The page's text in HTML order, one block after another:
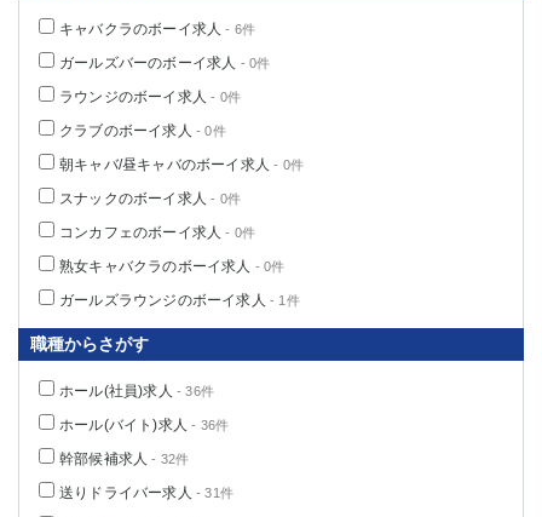
キャバクラのボーイ求人 - 6件
ガールズバーのボーイ求人 - 0件
ラウンジのボーイ求人 - 0件
クラブのボーイ求人 - 0件
朝キャバ/昼キャバのボーイ求人 - 0件
スナックのボーイ求人 - 0件
コンカフェのボーイ求人 - 0件
熟女キャバクラのボーイ求人 - 0件
ガールズラウンジのボーイ求人 - 1件
職種からさがす
ホール(社員)求人 - 36件
ホール(バイト)求人 - 36件
幹部候補求人 - 32件
送りドライバー求人 - 31件